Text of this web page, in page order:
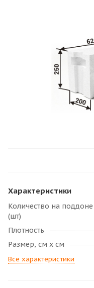
Характеристики
Количество на поддоне
(шт)
Плотность
Размер, см х см
Все характеристики